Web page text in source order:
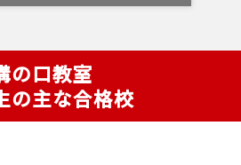
の口教室
の主な合格校